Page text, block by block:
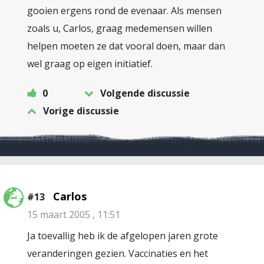
gooien ergens rond de evenaar. Als mensen
zoals u, Carlos, graag medemensen willen
helpen moeten ze dat vooral doen, maar dan
wel graag op eigen initiatief.
0
Volgende discussie
Vorige discussie
#13 Carlos
15 maart 2005 , 11:51
Ja toevallig heb ik de afgelopen jaren grote
veranderingen gezien. Vaccinaties en het